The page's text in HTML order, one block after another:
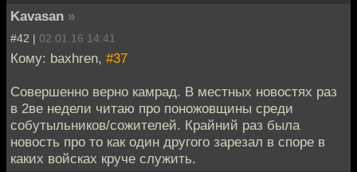
Kavasan »
#42 | 02.01.16 14:41
Кому: baxhren, #37
Совершенно верно камрад. В местных новостях раз
в 2ве недели читаю про поножовщины среди
собутыльников/сожителей. Крайний раз была
новость про то как один другого зарезал в споре в
каких войсках круче служить.